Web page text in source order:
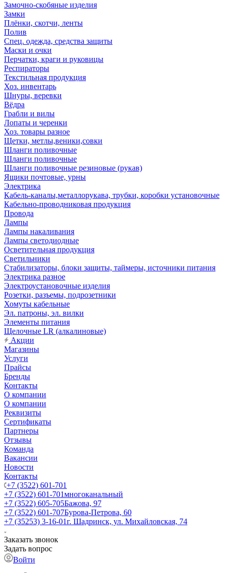
Замочно-скобяные изделия
Замки
Плёнки, скотчи, ленты
Полив
Спец. одежда, средства защиты
Маски и очки
Перчатки, краги и руковицы
Респираторы
Текстильная продукция
Хоз. инвентарь
Шнуры, веревки
Вёдра
Грабли и вилы
Лопаты и черенки
Хоз. товары разное
Щетки, метлы,веники,совки
Шланги поливочные
Шланги поливочные
Шланги поливочные резиновые (рукав)
Ящики почтовые, урны
Электрика
Кабель-каналы,металлорукава, трубки, коробки установочные
Кабельно-проводниковая продукция
Провода
Лампы
Лампы накаливания
Лампы светодиодные
Осветительная продукция
Светильники
Стабилизаторы, блоки защиты, таймеры, источники питания
Электрика разное
Электроустановочные изделия
Розетки, разъемы, подрозетники
Хомуты кабельные
Эл. патроны, эл. вилки
Элементы питания
Щелочные LR (алкалиновые)
Акции
Магазины
Услуги
Прайсы
Бренды
Контакты
О компании
О компании
Реквизиты
Сертификаты
Партнеры
Отзывы
Команда
Вакансии
Новости
Контакты
+7 (3522) 601-701
+7 (3522) 601-701многоканальный
+7 (3522) 605-705Бажова, 97
+7 (3522) 601-707Бурова-Петрова, 60
+7 (35253) 3-16-01г. Шадринск, ул. Михайловская, 74
Заказать звонок
Задать вопрос
Войти